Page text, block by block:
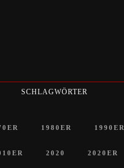
SCHLAGWÖRTER
1980ER 1990ER
2020 2020ER